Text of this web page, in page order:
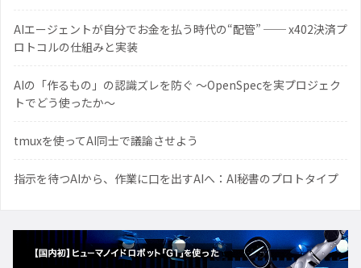
AIエージェントが自分でお金を払う時代の“配管” ── x402決済プ
ロトコルの仕組みと実装
AIの「作るもの」の認識ズレを防ぐ 〜OpenSpecを実プロジェク
トでどう使ったか〜
tmuxを使ってAI同士で議論させよう
指示を待つAIから、作業に口を出すAIへ：AI秘書のプロトタイプ